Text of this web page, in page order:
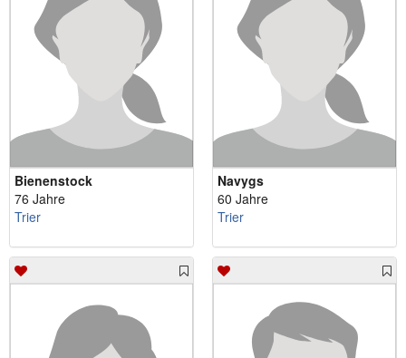
Bienenstock
76 Jahre
Trier
Navygs
60 Jahre
Trier